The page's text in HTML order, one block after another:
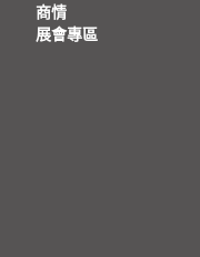
商情
展會專區